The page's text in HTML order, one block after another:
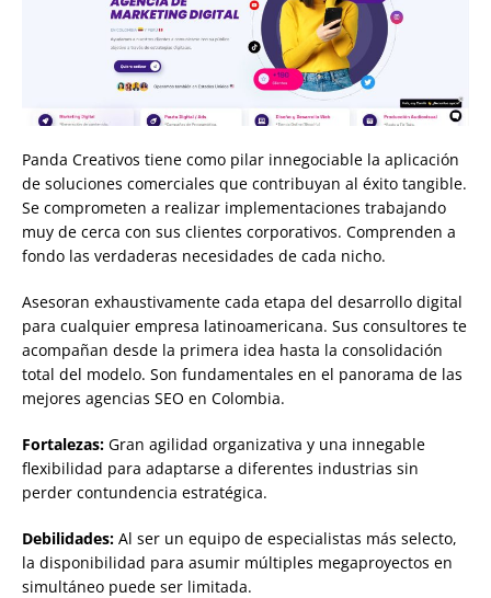
Panda Creativos tiene como pilar innegociable la aplicación
de soluciones comerciales que contribuyan al éxito tangible.
Se comprometen a realizar implementaciones trabajando
muy de cerca con sus clientes corporativos. Comprenden a
fondo las verdaderas necesidades de cada nicho.
Asesoran exhaustivamente cada etapa del desarrollo digital
para cualquier empresa latinoamericana. Sus consultores te
acompañan desde la primera idea hasta la consolidación
total del modelo. Son fundamentales en el panorama de las
mejores agencias SEO en Colombia.
Fortalezas: Gran agilidad organizativa y una innegable
flexibilidad para adaptarse a diferentes industrias sin
perder contundencia estratégica.
Debilidades: Al ser un equipo de especialistas más selecto,
la disponibilidad para asumir múltiples megaproyectos en
simultáneo puede ser limitada.